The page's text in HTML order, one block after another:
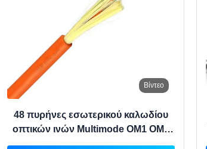
Βίντεο
48 πυρήνες εσωτερικού καλωδίου
οπτικών ινών Multimode OM1 OM2
OM3 OM4 OM5 για δίκτυο